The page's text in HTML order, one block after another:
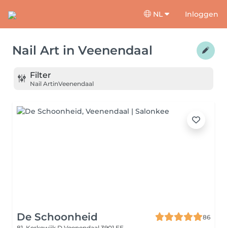
NL Inloggen
Nail Art in Veenendaal
Filter
Nail ArtinVeenendaal
De Schoonheid
86